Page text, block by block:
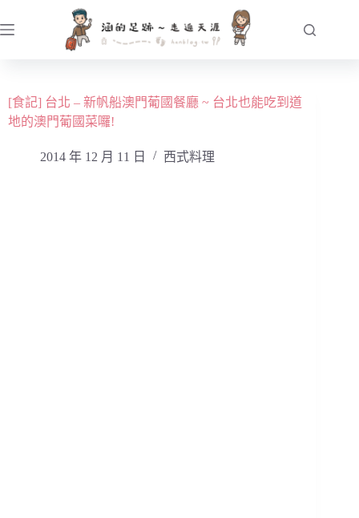
至
容[食記] 台北 – 新帆船澳門葡國餐廳 ~ 台北也能吃到道
地的澳門葡國菜囉!
2014 年 12 月 11 日 西式料理